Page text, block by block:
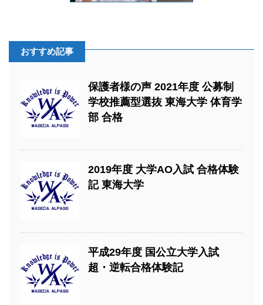
おすすめ記事
保護者様の声 2021年度 公募制
学校推薦型選抜 東海大学 体育学
部 合格
2019年度 大学AO入試 合格体験
記 東海大学
平成29年度 国公立大学入試
超・逆転合格体験記